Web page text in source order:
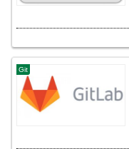
Git